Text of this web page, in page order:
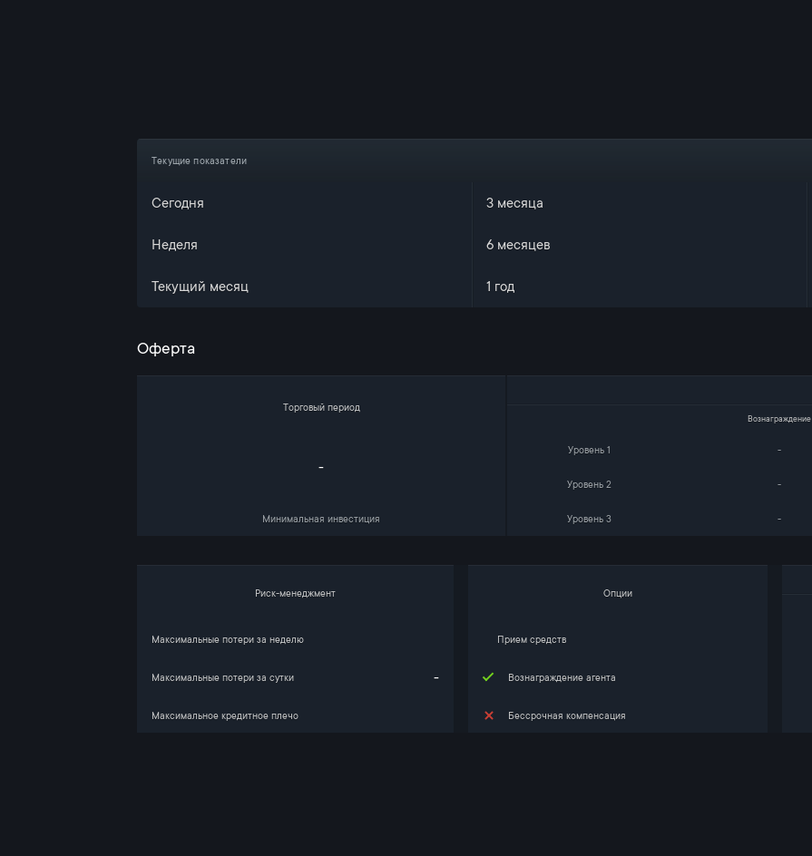
Текущие показатели
Сегодня 3 месяца
Неделя 6 месяцев
Текущий месяц 1 год
Оферта
Торговый период
Вознаграждение
-
Уровень 1 -
Уровень 2 -
Минимальная инвестиция Уровень 3 -
Риск-менеджмент Опции
Максимальные потери за неделю Прием средств
Максимальные потери за сутки - Вознаграждение агента
Максимальное кредитное плечо Бессрочная компенсация